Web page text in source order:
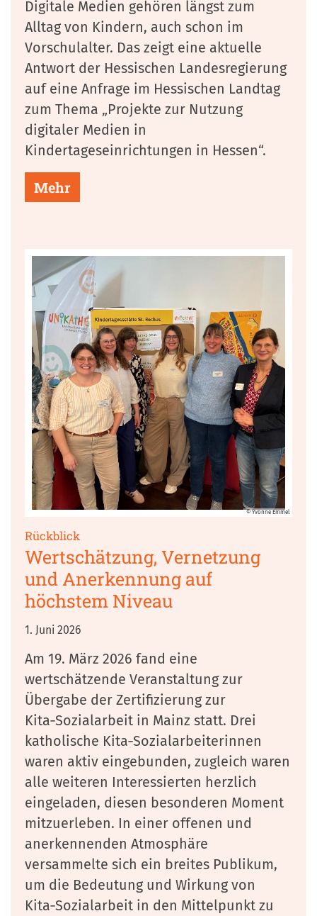
Digitale Medien gehören längst zum
Alltag von Kindern, auch schon im
Vorschulalter. Das zeigt eine aktuelle
Antwort der Hessischen Landesregierung
auf eine Anfrage im Hessischen Landtag
zum Thema „Projekte zur Nutzung
digitaler Medien in
Kindertageseinrichtungen in Hessen“.
Mehr
© Yvonne Emmel
Rückblick:
Wertschätzung, Vernetzung
und Anerkennung auf
höchstem Niveau
1. Juni 2026
Am 19. März 2026 fand eine
wertschätzende Veranstaltung zur
Übergabe der Zertifizierung zur
Kita‑Sozialarbeit in Mainz statt. Drei
katholische Kita‑Sozialarbeiterinnen
waren aktiv eingebunden, zugleich waren
alle weiteren Interessierten herzlich
eingeladen, diesen besonderen Moment
mitzuerleben. In einer offenen und
anerkennenden Atmosphäre
versammelte sich ein breites Publikum,
um die Bedeutung und Wirkung von
Kita‑Sozialarbeit in den Mittelpunkt zu